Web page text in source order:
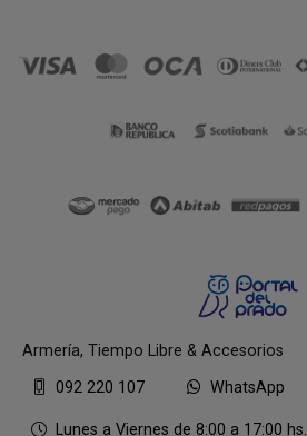
Armería, Tiempo Libre & Accesorios
092 220 107
WhatsApp
Lunes a Viernes de 8:00 a 17:00 hs.